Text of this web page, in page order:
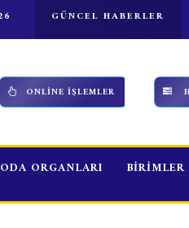
GÜNCEL HABERLER
HAFTASI
ONLİNE İŞLEMLER
ODA ORGANLARI BİRİMLER